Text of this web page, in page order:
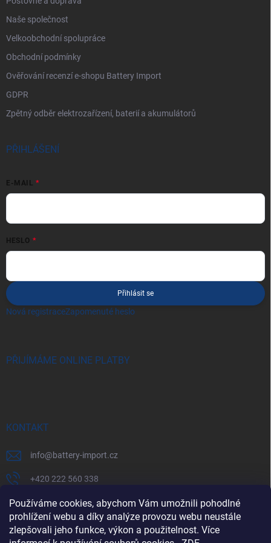
Používáme cookies, abychom Vám umožnili pohodlné
prohlížení webu a díky analýze provozu webu neustále
zlepšovali jeho funkce, výkon a použitelnost. Více
Naše společnost
Velkoobchodní spolupráce
Obchodní podmínky
Ověřování recenzí e-shopu Battery Import
GDPR
Zpětný odběr elektrozařízení, baterií a akumulátorů
PŘIHLÁŠENÍ
E-MAIL
HESLO
Přihlásit se
Nová registraceZapomenuté heslo
PŘIJÍMÁME ONLINE PLATBY
KONTAKT
info@battery-import.cz
+420 222 560 338
+420 774 969 705